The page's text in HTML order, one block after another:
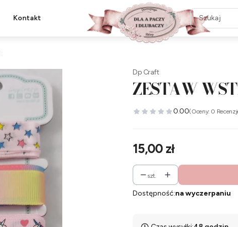
Kontakt
Dp Craft
ZESTAW
0.00(Oceny: 0
Cena
15,00 zł
szt.
Dostępność:na wyczerpaniu